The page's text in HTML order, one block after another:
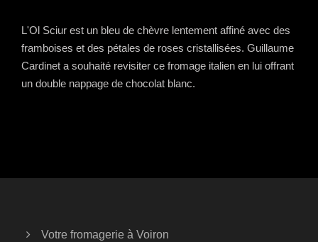
L'Ol Sciur est un bleu de chèvre lentement affiné avec des
framboises et des pétales de roses cristallisées. Guillaume
Cardinet a souhaité revisiter ce fromage italien en lui offrant
un double nappage de chocolat blanc.
Votre fromagerie à Voiron